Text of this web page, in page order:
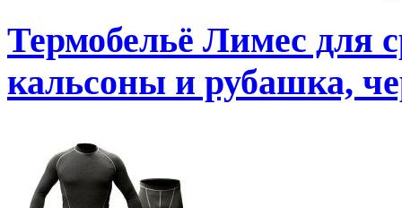
Термобельё Лимес для
кальсоны и рубашка,